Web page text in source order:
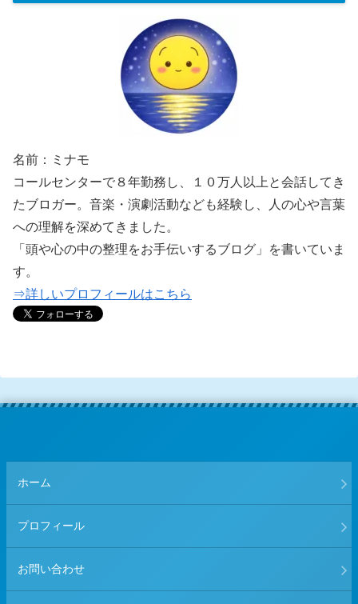
名前：ミナモ
コールセンターで８年勤務し、１０万人以上と会話してき
たブロガー。音楽・演劇活動なども経験し、人の心や言葉
への理解を深めてきました。
「頭や心の中の整理をお手伝いするブログ」を書いていま
す。
⇒詳しいプロフィールはこちら
ホーム
プロフィール
お問い合わせ